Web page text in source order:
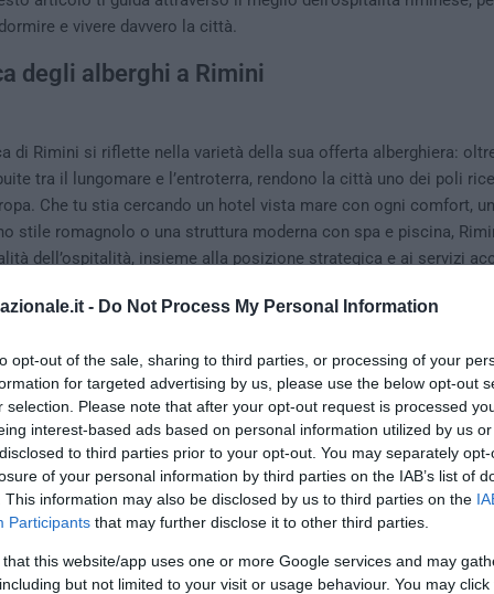
- Do Not Process My Personal Information
opt-out of the sale, sharing to third parties, or processing of your
for targeted advertising by us, please use the below opt-out
selection. Please note that after your opt-out request is processed
interest-based ads based on personal information utilized by us
to third parties prior to your opt-out. You may separately
of your personal information by third parties on the IAB’s list of
This information may also be disclosed by us to third parties on the
Participants that may further disclose it to other third parties.
that this website/app uses one or more Google services and may
but not limited to your visit or usage behaviour. You may
e vivere davvero la città.
degli alberghi a Rimini
di Rimini si riflette nella varietà della sua offerta alberghiera:
tra il lungomare e l’entroterra, rendono la città uno dei poli
Che tu stia cercando un hotel vista mare con ogni comfort,
stile romagnolo o una struttura moderna con spa e piscina,
dell’ospitalità, insieme alla posizione strategica e ai servizi
non rimarrà deluso: Rimini ospita alcuni degli hotel di lusso
Simbolo incontrastato di eleganza è ilGrand Hotel Rimini,
che unisce fascino storico a servizi d’élite. Camere raffinate,
e spiaggia privata: qui ogni dettaglio è curato per offrire
Ma non è l’unico: anche strutture moderne come l’ i‑Suite Hotel
scelta ideale per chi vuole vivere Rimini con stile, tra relax